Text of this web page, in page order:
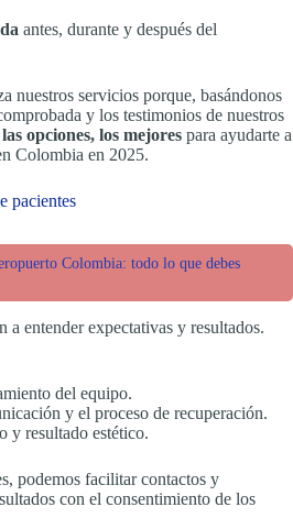
antes, durante y después del
nuestros servicios porque, basándonos
y los testimonios de nuestros
opciones, los mejores para ayudarte a
Colombia en 2025.
pacientes
Colombia: todo lo que debes
a entender expectativas y resultados.
del equipo.
y el proceso de recuperación.
y resultado estético.
podemos facilitar contactos y
con el consentimiento de los